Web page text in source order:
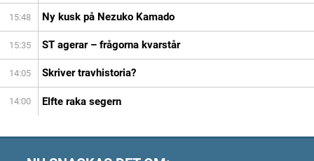
15:48 Ny kusk på Nezuko Kamado
15:35 ST agerar – frågorna kvarstår
14:05 Skriver travhistoria?
14:00 Elfte raka segern